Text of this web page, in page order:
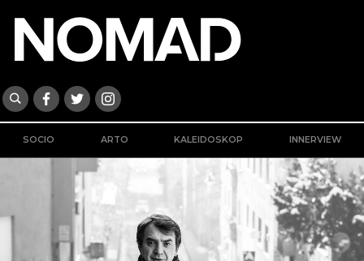
SOCIO ARTO KALEIDOSKOP INNERVIEW